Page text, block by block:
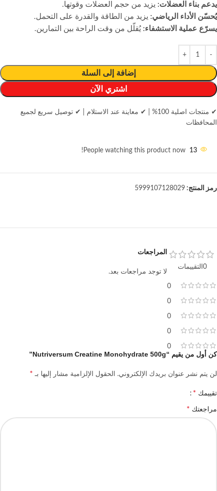
يدعم بناء العضلات: يزيد من حجم العضلات وقوتها.
يُحسّن الأداء الرياضي: يزيد من الطاقة والقدرة على التحمل.
يسرّع عملية الاستشفاء: يُقلّل من وقت الراحة بين التمارين.
إضافة إلى السلة
اشتري الآن
✔ منتجات اصلية 100% ✔ معاينة عند الاستلام
✔ توصيل سريع لجميع
المحافظات
13
People watching this product now!
رمز المنتج: 5999107128029
0التقييمات
0
0
0
0
0
المراجعات
لا توجد مراجعات بعد.
كن أول من يقيم “Nutriversum Creatine Monohydrate 500g”
لن يتم نشر عنوان بريدك الإلكتروني. الحقول الإلزامية مشار إليها بـ *
تقييمك *
مراجعتك *